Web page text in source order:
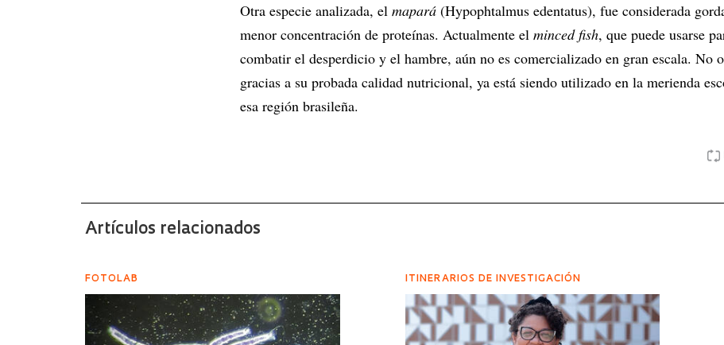
Otra especie analizada, el mapará (Hypophtalmus edentatus), fue considerada
menor concentración de proteínas. Actualmente el minced fish, que puede usarse
combatir el desperdicio y el hambre, aún no es comercializado en gran escala. No
gracias a su probada calidad nutricional, ya está siendo utilizado en la merienda
esa región brasileña.